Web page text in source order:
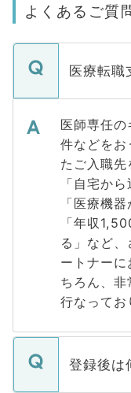
よくあるご質
医療転職
医師専任
件などをお
たご入職先
「自宅か
「医療機
「年収
る」など
ートナー
ちろん、
行なってお
登録後は